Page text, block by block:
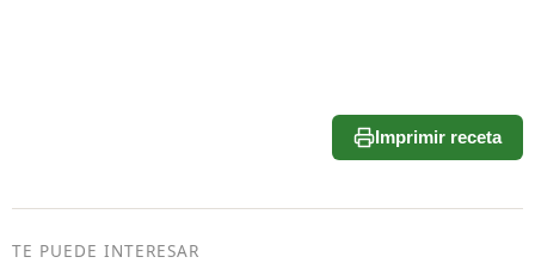
Imprimir receta
TE PUEDE INTERESAR